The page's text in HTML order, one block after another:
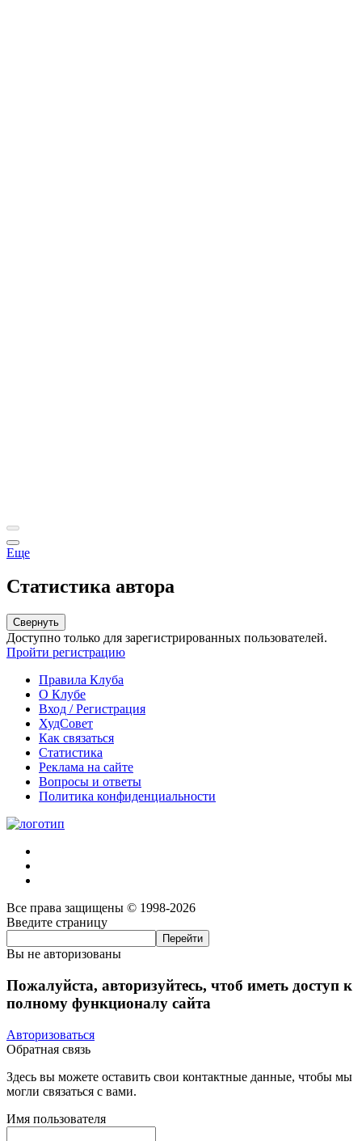
Еще
Статистика автора
Свернуть
Доступно только для зарегистрированных пользователей.
Пройти регистрацию
Правила Клуба
О Клубе
Вход / Регистрация
ХудСовет
Как связаться
Статистика
Реклама на сайте
Вопросы и ответы
Политика конфиденциальности
Все права защищены © 1998-2026
Введите страницу
Вы не авторизованы
Пожалуйста, авторизуйтесь, чтоб иметь доступ к
полному функционалу сайта
Авторизоваться
Обратная связь
Здесь вы можете оставить свои контактные данные, чтобы мы
могли связаться с вами.
Имя пользователя